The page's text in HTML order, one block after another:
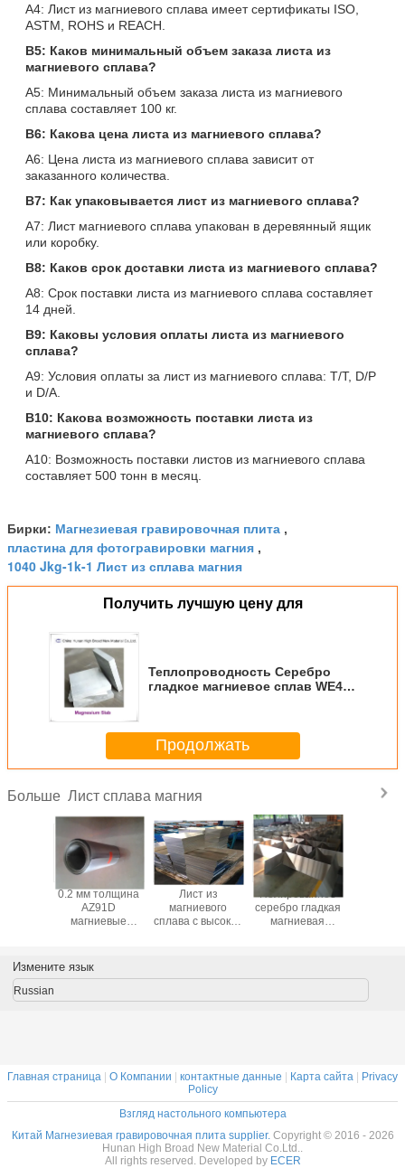
A4: Лист из магниевого сплава имеет сертификаты ISO,
ASTM, ROHS и REACH.
В5: Каков минимальный объем заказа листа из
магниевого сплава?
A5: Минимальный объем заказа листа из магниевого
сплава составляет 100 кг.
В6: Какова цена листа из магниевого сплава?
A6: Цена листа из магниевого сплава зависит от
заказанного количества.
В7: Как упаковывается лист из магниевого сплава?
A7: Лист магниевого сплава упакован в деревянный ящик
или коробку.
В8: Каков срок доставки листа из магниевого сплава?
A8: Срок поставки листа из магниевого сплава составляет
14 дней.
В9: Каковы условия оплаты листа из магниевого
сплава?
A9: Условия оплаты за лист из магниевого сплава: T/T, D/P
и D/A.
В10: Какова возможность поставки листа из
магниевого сплава?
A10: Возможность поставки листов из магниевого сплава
составляет 500 тонн в месяц.
Бирки: Магнезиевая гравировочная плита ,
пластина для фотогравировки магния ,
1040 Jkg-1k-1 Лист из сплава магния
Получить лучшую цену для
Теплопроводность Серебро
гладкое магниевое сплав WE43
Продолжать
Больше Лист сплава магния
0.2 мм толщина
AZ91D
магниевые
тестирования
мобильный
Лист из
магниевого
сплава с высокой
горячего
AZ31
Полированное
серебро гладкая
магниевая
операция для
прочности
Измените язык
Russian
Главная страница | О Компании | контактные данные | Карта сайта | Privacy
Policy
Взгляд настольного компьютера
Китай Магнезиевая гравировочная плита supplier. Copyright © 2016 - 2026
Hunan High Broad New Material Co.Ltd..
All rights reserved. Developed by ECER